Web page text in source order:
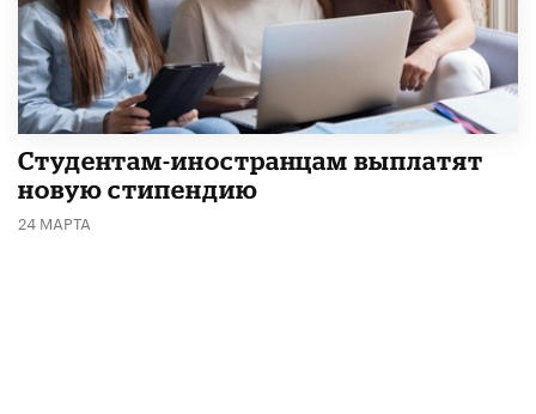
Студентам-иностранцам выплатят
новую стипендию
24 МАРТА